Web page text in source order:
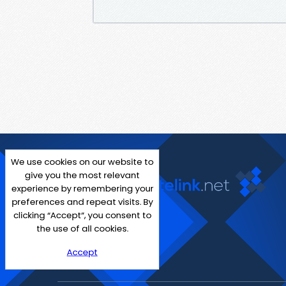
We use cookies on our website to
give you the most relevant
experience by remembering your
preferences and repeat visits. By
clicking “Accept”, you consent to
the use of all cookies.
Accept